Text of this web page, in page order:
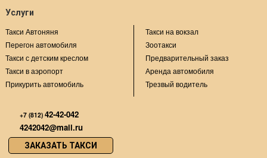
Услуги
Такси Автоняня
Перегон автомобиля
Такси с детским креслом
Такси в аэропорт
Прикурить автомобиль
Такси на вокзал
Зоотакси
Предварительный заказ
Аренда автомобиля
Трезвый водитель
+7 (812) 42-42-042
4242042@mail.ru
ЗАКАЗАТЬ ТАКСИ